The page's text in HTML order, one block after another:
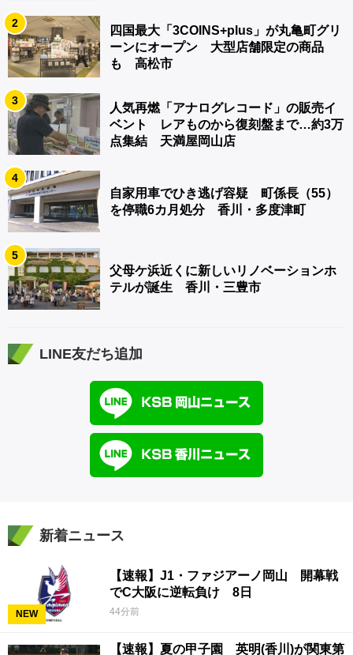
2
四国最大「3COINS+plus」が丸亀町グリ
ーンにオープン 大型店舗限定の商品
も 高松市
3
人気再燃「アナログレコード」の販売イ
ベント レアものから復刻盤まで…約3万
点集結 天満屋岡山店
4
自家用車でひき逃げ容疑 町係長（55）
を停職6カ月処分 香川・多度津町
5
父母ケ浜近くに新しいリノベーションホ
テルが誕生 香川・三豊市
LINE友だち追加
新着ニュース
NEW
【速報】J1・ファジアーノ岡山 開幕戦
でC大阪に逆転負け 8日
44分前
【速報】夏の甲子園 英明(香川)が関東第